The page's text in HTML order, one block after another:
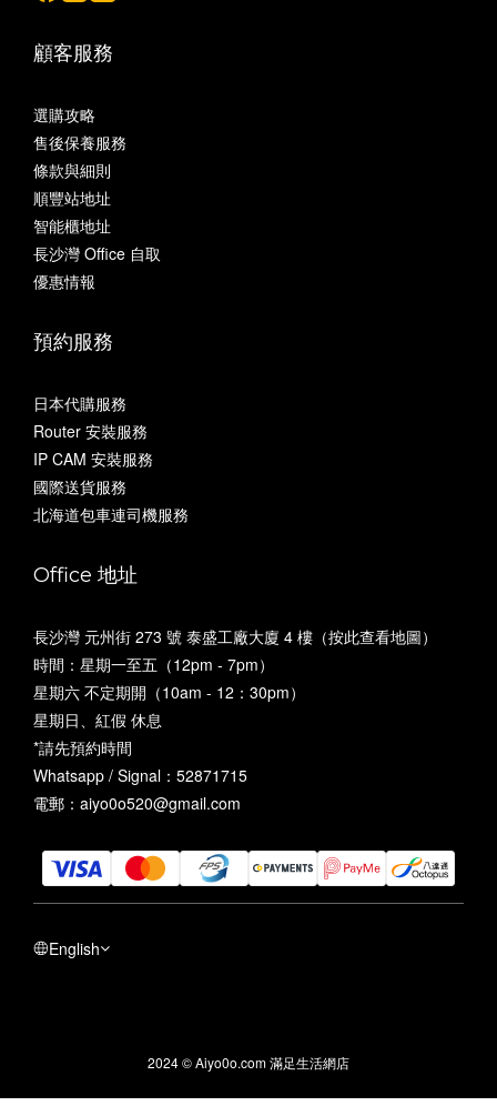
顧客服務
選購攻略
售後保養服務
條款與細則
順豐站地址
智能櫃地址
長沙灣 Office 自取
優惠情報
預約服務
日本代購服務
Router 安裝服務
IP CAM 安裝服務
國際送貨服務
北海道包車連司機服務
Office 地址
長沙灣 元州街 273 號 泰盛工廠大廈 4 樓（按此查看地圖）
時間：星期一至五（12pm - 7pm）
星期六 不定期開（10am - 12：30pm）
星期日、紅假 休息
*請先預約時間
Whatsapp / Signal：52871715
電郵：aiyo0o520@gmail.com
English
2024 © Aiyo0o.com 滿足生活網店